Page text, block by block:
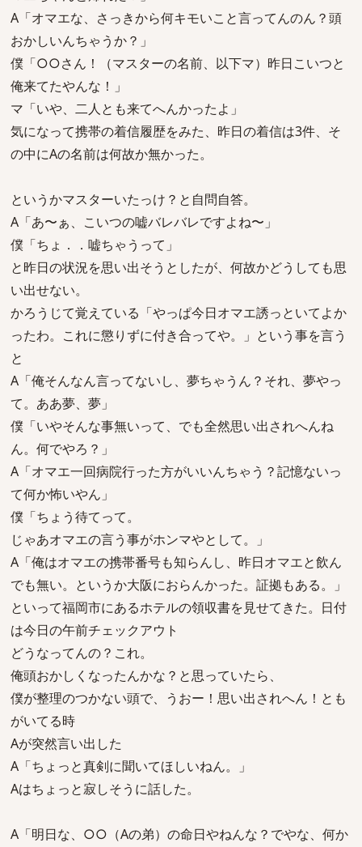
A「オマエな、さっきから何キモいこと言ってんのん？頭
おかしいんちゃうか？」
僕「○○さん！（マスターの名前、以下マ）昨日こいつと
俺来てたやんな！」
マ「いや、二人とも来てへんかったよ」
気になって携帯の着信履歴をみた、昨日の着信は3件、そ
の中にAの名前は何故か無かった。
というかマスターいたっけ？と自問自答。
A「あ〜ぁ、こいつの嘘バレバレですよね〜」
僕「ちょ．．嘘ちゃうって」
と昨日の状況を思い出そうとしたが、何故かどうしても思
い出せない。
かろうじて覚えている「やっぱ今日オマエ誘っといてよか
ったわ。これに懲りずに付き合ってや。」という事を言う
と
A「俺そんなん言ってないし、夢ちゃうん？それ、夢やっ
て。ああ夢、夢」
僕「いやそんな事無いって、でも全然思い出されへんね
ん。何でやろ？」
A「オマエ一回病院行った方がいいんちゃう？記憶ないっ
て何か怖いやん」
僕「ちょう待てって。
じゃあオマエの言う事がホンマやとして。」
A「俺はオマエの携帯番号も知らんし、昨日オマエと飲ん
でも無い。というか大阪におらんかった。証拠もある。」
といって福岡市にあるホテルの領収書を見せてきた。日付
は今日の午前チェックアウト
どうなってんの？これ。
俺頭おかしくなったんかな？と思っていたら、
僕が整理のつかない頭で、うおー！思い出されへん！とも
がいてる時
Aが突然言い出した
A「ちょっと真剣に聞いてほしいねん。」
Aはちょっと寂しそうに話した。
A「明日な、○○（Aの弟）の命日やねんな？でやな、何か